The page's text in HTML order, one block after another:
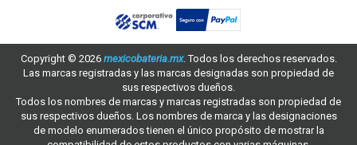
Copyright © 2026 mexicobateria.mx. Todos los derechos reservados.
Las marcas registradas y las marcas designadas son propiedad de
sus respectivos dueños.
Todos los nombres de marcas y marcas registradas son propiedad de
sus respectivos dueños. Los nombres de marca y las designaciones
de modelo enumerados tienen el único propósito de mostrar la